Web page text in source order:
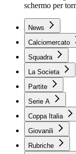
schermo per
News
Calciomercato
Squadra
La Societa
Partite
Serie A
Coppa Italia
Giovanili
Rubriche